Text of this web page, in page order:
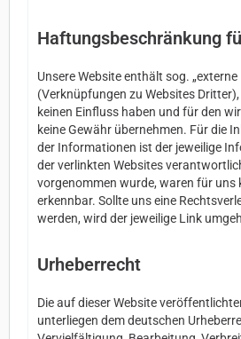
Haftungsbeschränkung
Unsere Website enthält sog. „externe
(Verknüpfungen zu Websites
keinen Einfluss haben und für den
keine Gewähr übernehmen. Für die
der Informationen ist der jeweilige
der verlinkten Websites
vorgenommen wurde, waren für uns
erkennbar. Sollte uns eine
werden, wird der jeweilige Link
Urheberrecht
Die auf dieser Website
unterliegen dem deutschen